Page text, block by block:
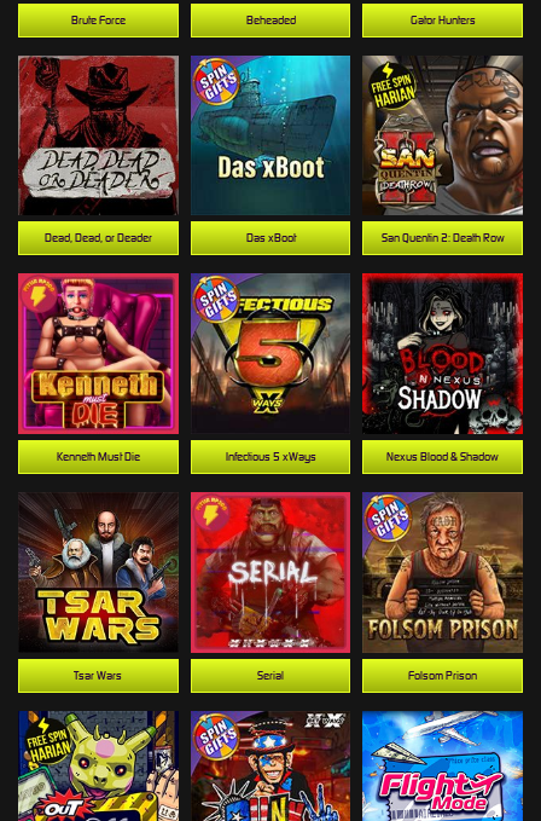
Nexus Blood & Shadow
Dead, Dead, or Deader
Tsar Wars
Brute Force
San Quentin 2: Death Row
Beheaded Gator Hunters
Kenneth Must Die
Folsom Prison
Das xBoot
Serial
Infectious 5 xWays